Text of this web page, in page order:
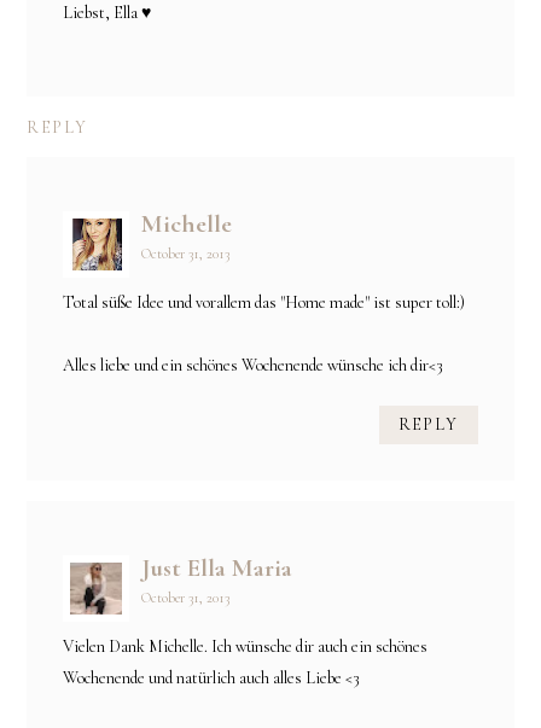
Liebst, Ella ♥
REPLY
Michelle
October 31, 2013
Total süße Idee und vorallem das "Home made" ist super toll:)
Alles liebe und ein schönes Wochenende wünsche ich dir<3
REPLY
Just Ella Maria
October 31, 2013
Vielen Dank Michelle. Ich wünsche dir auch ein schönes
Wochenende und natürlich auch alles Liebe <3